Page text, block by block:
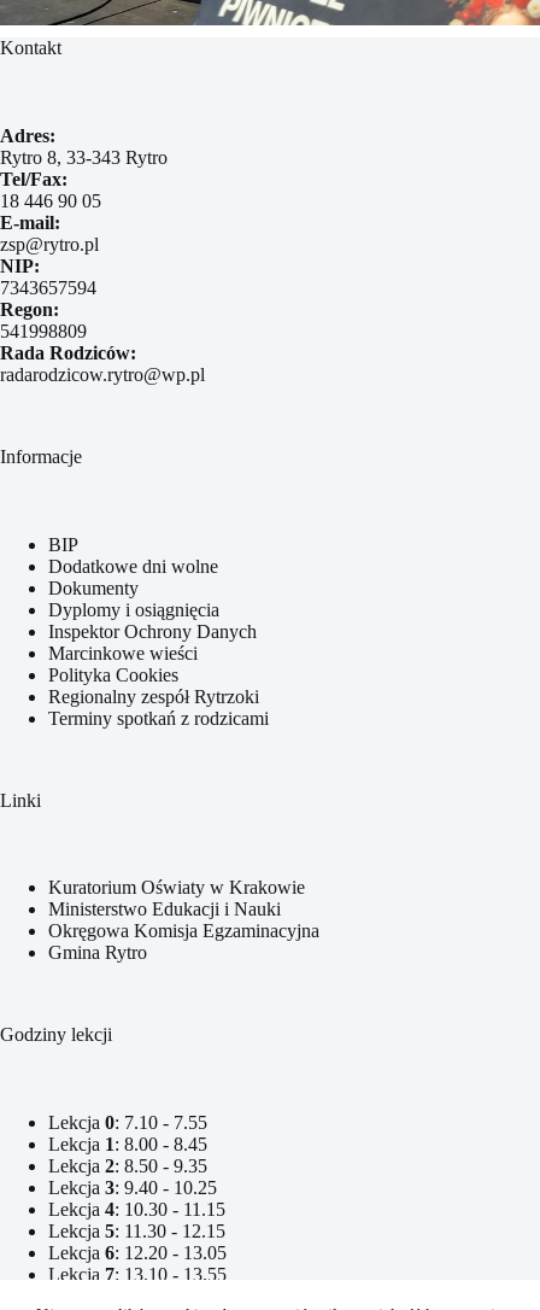
Kontakt
Adres:
Rytro 8, 33-343 Rytro
Tel/Fax:
18 446 90 05
E-mail:
zsp@rytro.pl
NIP:
7343657594
Regon:
541998809
Rada Rodziców:
radarodzicow.rytro@wp.pl
Informacje
BIP
Dodatkowe dni wolne
Dokumenty
Dyplomy i osiągnięcia
Inspektor Ochrony Danych
Marcinkowe wieści
Polityka Cookies
Regionalny zespół Rytrzoki
Terminy spotkań z rodzicami
Linki
Kuratorium Oświaty w Krakowie
Ministerstwo Edukacji i Nauki
Okręgowa Komisja Egzaminacyjna
Gmina Rytro
Godziny lekcji
Lekcja 0: 7.10 - 7.55
Lekcja 1: 8.00 - 8.45
Lekcja 2: 8.50 - 9.35
Lekcja 3: 9.40 - 10.25
Lekcja 4: 10.30 - 11.15
Lekcja 5: 11.30 - 12.15
Lekcja 6: 12.20 - 13.05
Lekcja 7: 13.10 - 13.55